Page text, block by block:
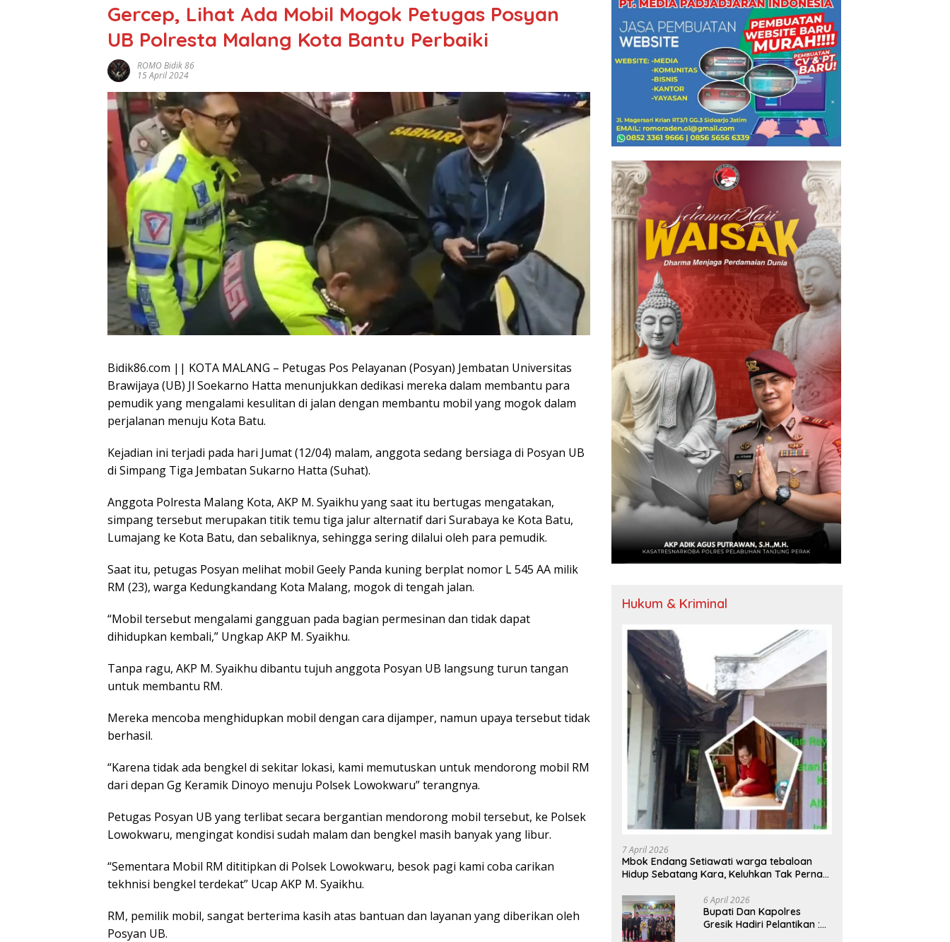
Gercep, Lihat Ada Mobil Mogok Petugas Posyan
UB Polresta Malang Kota Bantu Perbaiki
ROMO Bidik 86
15 April 2024
Bidik86.com || KOTA MALANG – Petugas Pos Pelayanan (Posyan) Jembatan Universitas
Brawijaya (UB) Jl Soekarno Hatta menunjukkan dedikasi mereka dalam membantu para
pemudik yang mengalami kesulitan di jalan dengan membantu mobil yang mogok dalam
perjalanan menuju Kota Batu.
Kejadian ini terjadi pada hari Jumat (12/04) malam, anggota sedang bersiaga di Posyan UB
di Simpang Tiga Jembatan Sukarno Hatta (Suhat).
Anggota Polresta Malang Kota, AKP M. Syaikhu yang saat itu bertugas mengatakan,
simpang tersebut merupakan titik temu tiga jalur alternatif dari Surabaya ke Kota Batu,
Lumajang ke Kota Batu, dan sebaliknya, sehingga sering dilalui oleh para pemudik.
Saat itu, petugas Posyan melihat mobil Geely Panda kuning berplat nomor L 545 AA milik
RM (23), warga Kedungkandang Kota Malang, mogok di tengah jalan.
“Mobil tersebut mengalami gangguan pada bagian permesinan dan tidak dapat
dihidupkan kembali,” Ungkap AKP M. Syaikhu.
Tanpa ragu, AKP M. Syaikhu dibantu tujuh anggota Posyan UB langsung turun tangan
untuk membantu RM.
Mereka mencoba menghidupkan mobil dengan cara dijamper, namun upaya tersebut tidak
berhasil.
“Karena tidak ada bengkel di sekitar lokasi, kami memutuskan untuk mendorong mobil RM
dari depan Gg Keramik Dinoyo menuju Polsek Lowokwaru” terangnya.
Petugas Posyan UB yang terlibat secara bergantian mendorong mobil tersebut, ke Polsek
Lowokwaru, mengingat kondisi sudah malam dan bengkel masih banyak yang libur.
“Sementara Mobil RM dititipkan di Polsek Lowokwaru, besok pagi kami coba carikan
tekhnisi bengkel terdekat” Ucap AKP M. Syaikhu.
RM, pemilik mobil, sangat berterima kasih atas bantuan dan layanan yang diberikan oleh
Posyan UB.
Hukum & Kriminal
7 April 2026
Mbok Endang Setiawati warga tebaloan
Hidup Sebatang Kara, Keluhkan Tak Pernah
gresik
6 April 2026
​Bupati Dan Kapolres
Gresik Hadiri Pelantikan :